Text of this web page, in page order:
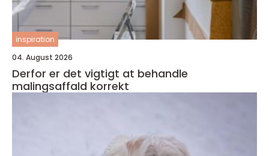
inspiration
04. August 2026
Derfor er det vigtigt at behandle
malingsaffald korrekt